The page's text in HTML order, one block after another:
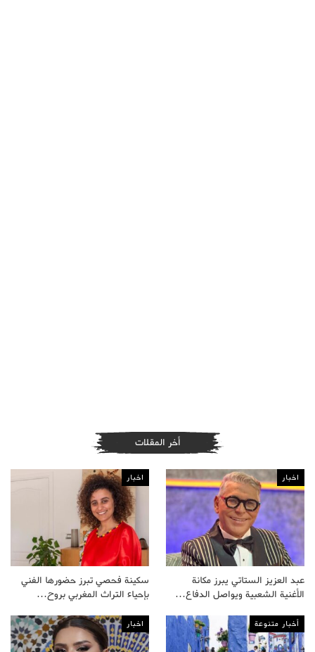
أخر المقلات
اخبار
عبد العزيز الستاتي يبرز مكانة
الأغنية الشعبية ويواصل الدفاع…
اخبار
سكينة فحصي تبرز حضورها الفني
بإحياء التراث المغربي بروح…
أخبار متنوعة اخبار